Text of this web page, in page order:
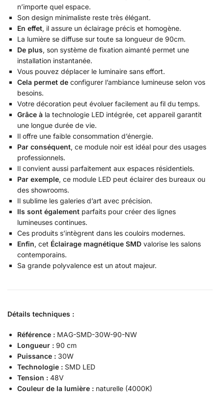
n’importe quel espace.
Son design minimaliste reste très élégant.
En effet, il assure un éclairage précis et homogène.
La lumière se diffuse sur toute sa longueur de 90cm.
De plus, son système de fixation aimanté permet une
installation instantanée.
Vous pouvez déplacer le luminaire sans effort.
Cela permet de configurer l’ambiance lumineuse selon vos
besoins.
Votre décoration peut évoluer facilement au fil du temps.
Grâce à la technologie LED intégrée, cet appareil garantit
une longue durée de vie.
Il offre une faible consommation d’énergie.
Par conséquent, ce module noir est idéal pour des usages
professionnels.
Il convient aussi parfaitement aux espaces résidentiels.
Par exemple, ce module LED peut éclairer des bureaux ou
des showrooms.
Il sublime les galeries d’art avec précision.
Ils sont également parfaits pour créer des lignes
lumineuses continues.
Ces produits s’intègrent dans les couloirs modernes.
Enfin, cet Éclairage magnétique SMD valorise les salons
contemporains.
Sa grande polyvalence est un atout majeur.
Détails techniques :
Référence : MAG-SMD-30W-90-NW
Longueur : 90 cm
Puissance : 30W
Technologie : SMD LED
Tension : 48V
Couleur de la lumière : naturelle (4000K)